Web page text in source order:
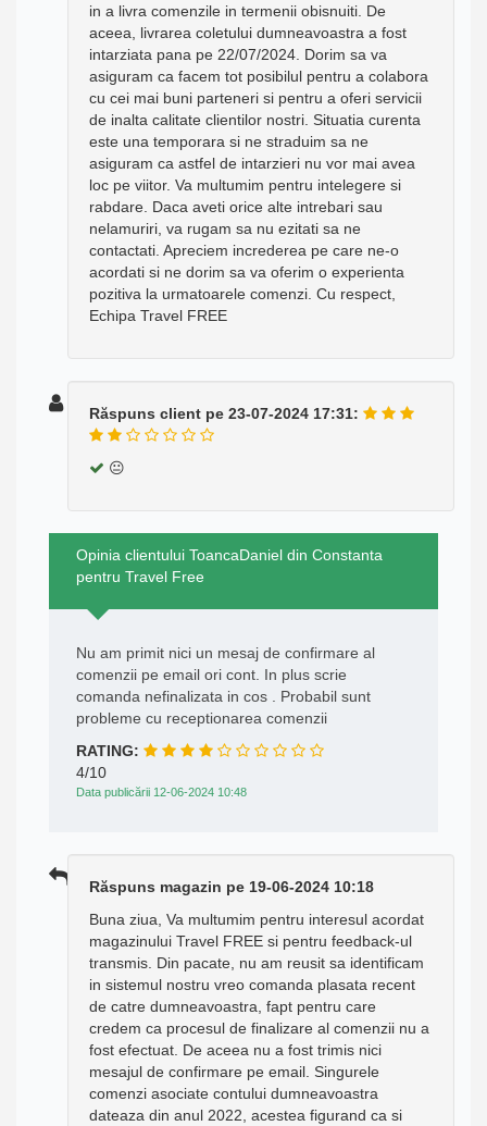
in a livra comenzile in termenii obisnuiti. De
aceea, livrarea coletului dumneavoastra a fost
intarziata pana pe 22/07/2024. Dorim sa va
asiguram ca facem tot posibilul pentru a colabora
cu cei mai buni parteneri si pentru a oferi servicii
de inalta calitate clientilor nostri. Situatia curenta
este una temporara si ne straduim sa ne
asiguram ca astfel de intarzieri nu vor mai avea
loc pe viitor. Va multumim pentru intelegere si
rabdare. Daca aveti orice alte intrebari sau
nelamuriri, va rugam sa nu ezitati sa ne
contactati. Apreciem increderea pe care ne-o
acordati si ne dorim sa va oferim o experienta
pozitiva la urmatoarele comenzi. Cu respect,
Echipa Travel FREE
Răspuns client pe 23-07-2024 17:31:
😐
Opinia clientului ToancaDaniel din Constanta
pentru Travel Free
Nu am primit nici un mesaj de confirmare al
comenzii pe email ori cont. In plus scrie
comanda nefinalizata in cos . Probabil sunt
probleme cu receptionarea comenzii
RATING:
4/10
Data publicării 12-06-2024 10:48
Răspuns magazin pe 19-06-2024 10:18
Buna ziua, Va multumim pentru interesul acordat
magazinului Travel FREE si pentru feedback-ul
transmis. Din pacate, nu am reusit sa identificam
in sistemul nostru vreo comanda plasata recent
de catre dumneavoastra, fapt pentru care
credem ca procesul de finalizare al comenzii nu a
fost efectuat. De aceea nu a fost trimis nici
mesajul de confirmare pe email. Singurele
comenzi asociate contului dumneavoastra
dateaza din anul 2022, acestea figurand ca si